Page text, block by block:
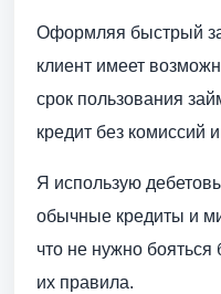
Оформляя быстрый
клиент имеет
срок пользования
кредит без комиссий
Я использую
обычные кредиты и
что не нужно бояться
их правила.